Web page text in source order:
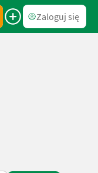
Zaloguj się